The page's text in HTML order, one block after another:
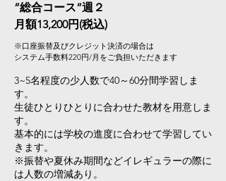
”総合コース”週２
月額13,200円(税込)
※口座振替及びクレジット決済の場合は
​システム手数料220円/月をご負担いただきます
3~5名程度の少人数で40～60分間学習しま
す。
生徒ひとりひとりに合わせた教材を用意しま
す。
​基本的には学校の進度に合わせて学習してい
きます。
※振替や夏休み期間などイレギュラーの際に
は人数の増減あり​。